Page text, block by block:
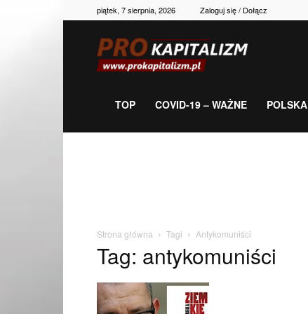
piątek, 7 sierpnia, 2026 Zaloguj się / Dołącz
gospodarka,
TOP COVID-19 – WAŻNE POLSKA
Strona główna Tagi Antykomuniści
Tag: antykomuniści